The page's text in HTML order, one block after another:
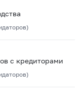
с кредиторами